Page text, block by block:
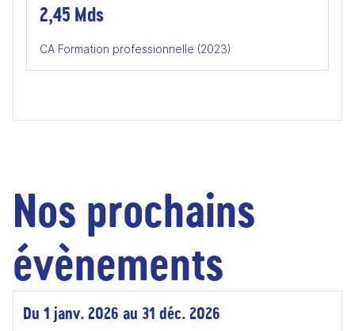
2,45 Mds
CA Formation professionnelle (2023)
Nos prochains
évènements
Du 1 janv. 2026 au 31 déc. 2026